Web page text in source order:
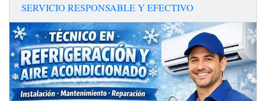
SERVICIO RESPONSABLE Y EFECTIVO